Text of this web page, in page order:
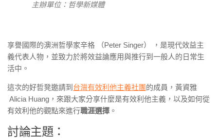
主辦單位：哲學新媒體
享譽國際的澳洲哲學家辛格 （Peter Singer） ，是現代效益主
義代表人物，並致力於將效益論應用與推行到一般人的日常生
活中。
這次的好哲凳邀請到 台灣有效利他主義社團的成員，黃資雅
Alicia Huang，來跟大家分享什麼是有效利他主義，以及如何從
有效利他的觀點來進行職涯選擇 。
討論主題：